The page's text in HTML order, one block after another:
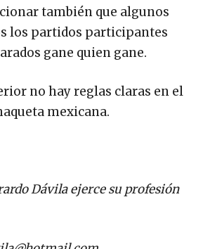
también que algunos
los partidos participantes
gane quien gane.
no hay reglas claras en el
mexicana.
Dávila ejerce su profesión